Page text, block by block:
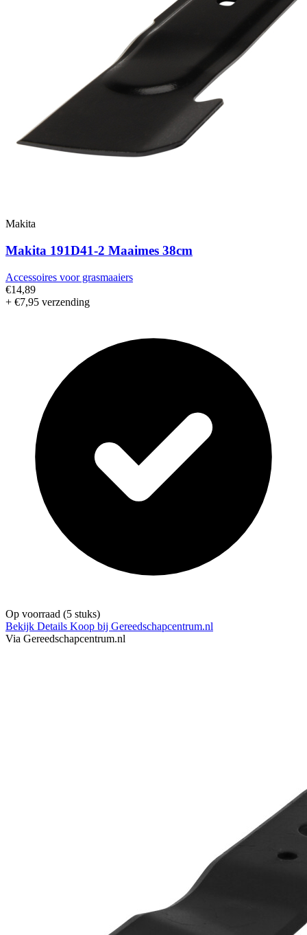
Makita
Makita 191D41-2 Maaimes 38cm
Accessoires voor grasmaaiers
€14,89
+ €7,95 verzending
Op voorraad (5 stuks)
Bekijk Details Koop bij Gereedschapcentrum.nl
Via Gereedschapcentrum.nl